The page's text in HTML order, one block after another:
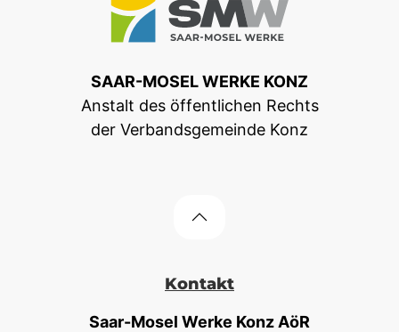
SAAR-MOSEL WERKE KONZ
Anstalt des öffentlichen Rechts
der Verbandsgemeinde Konz
Kontakt
Saar-Mosel Werke Konz AöR